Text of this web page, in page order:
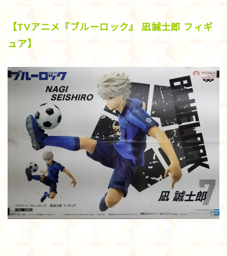
【TVアニメ『ブルーロック』 凪誠士郎 フィギ
ュア】